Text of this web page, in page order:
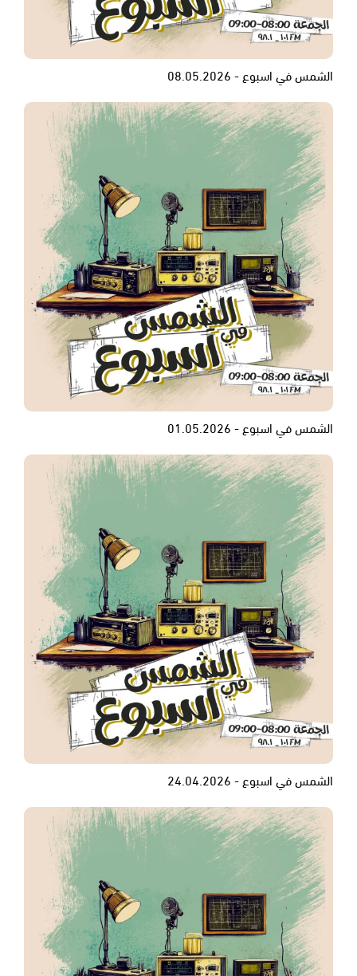
الشمس في اسبوع - 08.05.2026
الشمس في اسبوع - 01.05.2026
الشمس في اسبوع - 24.04.2026